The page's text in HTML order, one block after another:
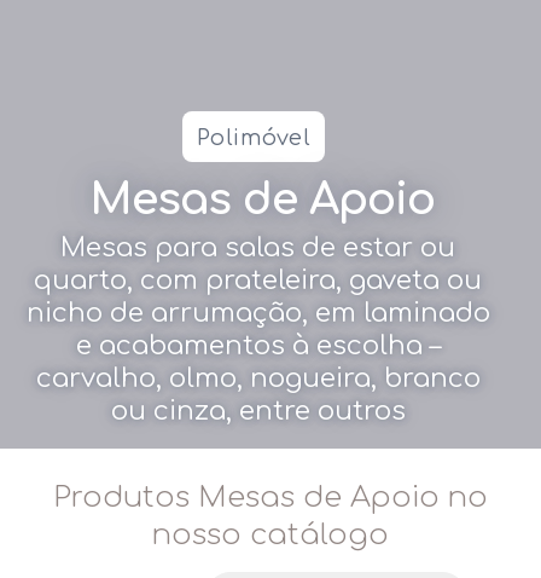
Polimóvel
Mesas de Apoio
Mesas para salas de estar ou
quarto, com prateleira, gaveta ou
nicho de arrumação, em laminado
e acabamentos à escolha –
carvalho, olmo, nogueira, branco
ou cinza, entre outros
Produtos Mesas de Apoio no
nosso catálogo